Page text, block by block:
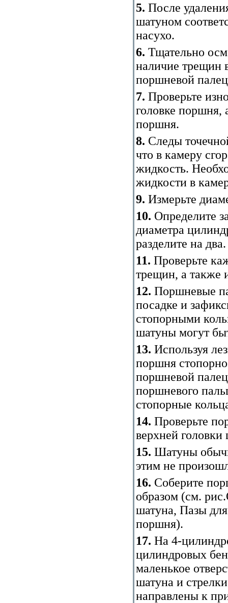
5. После
шатуном
насухо.
6. Тщательно
наличие трещин
поршневой
7. Проверьте
головке поршня,
поршня.
8. Следы
что в камеру
жидкость.
жидкости в
9. Измерьте
10. Определите
диаметра
разделите на два.
11. Проверьте
трещин, а также
12. Поршневые
посадке и
стопорными
шатуны могут
13. Используя
поршня
поршневой
поршневого
стопорные
14. Проверьте
верхней
15. Шатуны
этим не
16. Соберите
образом (см. рис.
шатуна, Пазы
поршня).
17. На 4-
цилиндровых
маленькое
шатуна и
направлены к